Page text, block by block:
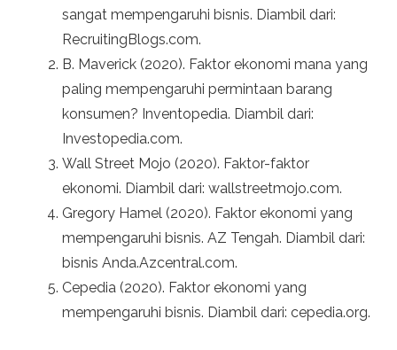
sangat mempengaruhi bisnis. Diambil dari:
RecruitingBlogs.com.
B. Maverick (2020). Faktor ekonomi mana yang
paling mempengaruhi permintaan barang
konsumen? Inventopedia. Diambil dari:
Investopedia.com.
Wall Street Mojo (2020). Faktor-faktor
ekonomi. Diambil dari: wallstreetmojo.com.
Gregory Hamel (2020). Faktor ekonomi yang
mempengaruhi bisnis. AZ Tengah. Diambil dari:
bisnis Anda.Azcentral.com.
Cepedia (2020). Faktor ekonomi yang
mempengaruhi bisnis. Diambil dari: cepedia.org.